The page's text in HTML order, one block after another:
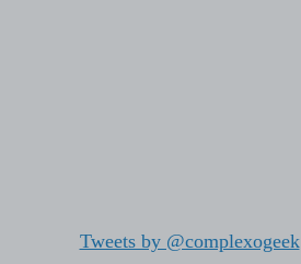
Tweets by @complexogeek